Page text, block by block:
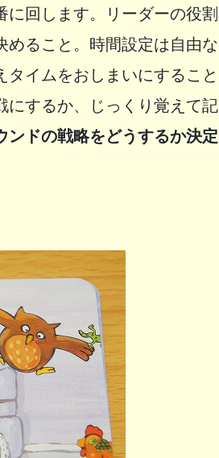
に回します。リーダーの役割
ること。時間設定は自由な
イムをおしまいにすること
にするか、じっくり覚えて記
ンドの戦略をどうするか決定